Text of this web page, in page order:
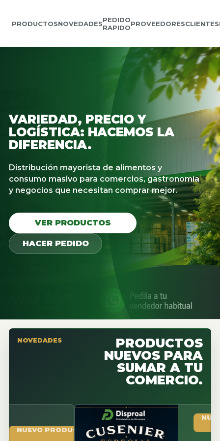
PRODUCTOSNOVEDADESPEDIDO
RAPIDOPROVEEDORESCLIENTES
VARIEDAD, PRECIO Y
LOGÍSTICA: HACEMOS LA
DIFERENCIA.
Distribución mayorista de alimentos y
consumo masivo para comercios, gastronomía
y negocios que necesitan comprar mejor.
VER PRODUCTOS
HACER PEDIDO
NOVEDADES
PRODUCTOS
NUEVOS PARA
SUMAR A TU
COMERCIO.
PRODUCTO
NUEVO